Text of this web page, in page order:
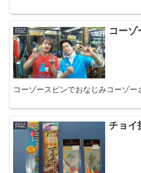
日記 コーゾ
コーゾースピンでおなじみコーゾー
日記 チョイ